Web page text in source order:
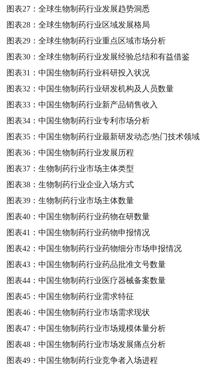
图表27：全球生物制药行业发展趋势洞悉
图表28：全球生物制药行业区域发展格局
图表29：全球生物制药行业重点区域市场分析
图表30：全球生物制药行业发展经验总结和有益借鉴
图表31：中国生物制药行业科研投入状况
图表32：中国生物制药行业研发机构及人员数量
图表33：中国生物制药行业新产品销售收入
图表34：中国生物制药行业专利市场分析
图表35：中国生物制药行业最新研发动态/热门技术领域
图表36：中国生物制药行业发展历程
图表37：生物制药行业市场主体类型
图表38：生物制药行业企业入场方式
图表39：生物制药行业市场主体数量
图表40：中国生物制药行业药物在研数量
图表41：中国生物制药行业药物申报情况
图表42：中国生物制药行业药物细分市场申报情况
图表43：中国生物制药行业药品批准文号数量
图表44：中国生物制药行业医疗器械备案数量
图表45：中国生物制药行业需求特征
图表46：中国生物制药行业市场需求现状
图表47：中国生物制药行业市场规模体量分析
图表48：中国生物制药行业市场发展痛点分析
图表49：中国生物制药行业竞争者入场进程